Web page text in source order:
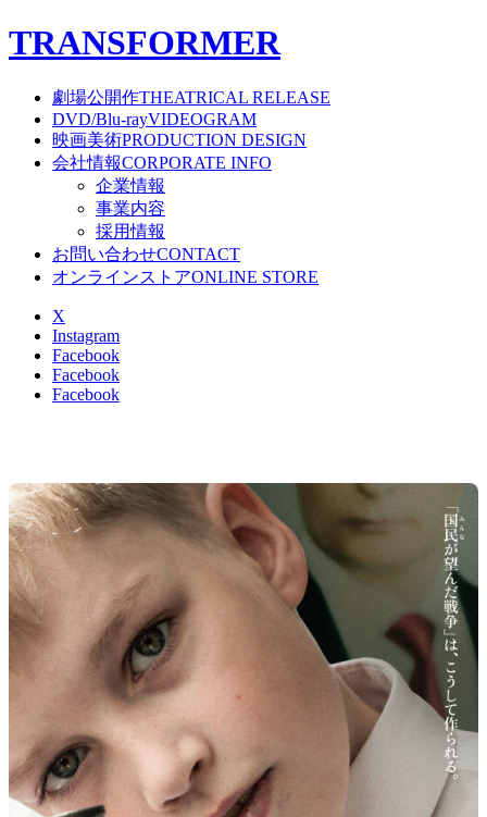
TRANSFORMER
劇場公開作THEATRICAL RELEASE
DVD/Blu-rayVIDEOGRAM
映画美術PRODUCTION DESIGN
会社情報CORPORATE INFO
企業情報
事業内容
採用情報
お問い合わせCONTACT
オンラインストアONLINE STORE
X
Instagram
Facebook
Facebook
Facebook